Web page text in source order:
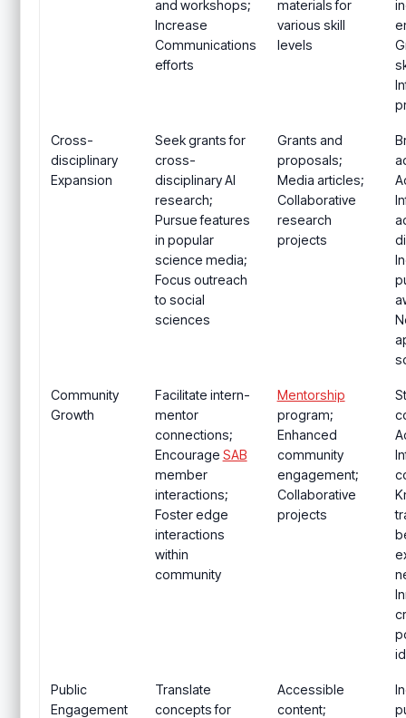
and workshops;
Increase
Communications
efforts
materials for
various skill
levels
Cross-
disciplinary
Expansion
Seek grants for
cross-
disciplinary AI
research;
Pursue features
in popular
science media;
Focus outreach
to social
sciences
Grants and
proposals;
Media articles;
Collaborative
research
projects
Community
Growth
Facilitate intern-
mentor
connections;
Encourage SAB
member
interactions;
Foster edge
interactions
within
community
Mentorship
program;
Enhanced
community
engagement;
Collaborative
projects
Public
Engagement
Translate
concepts for
Accessible
content;